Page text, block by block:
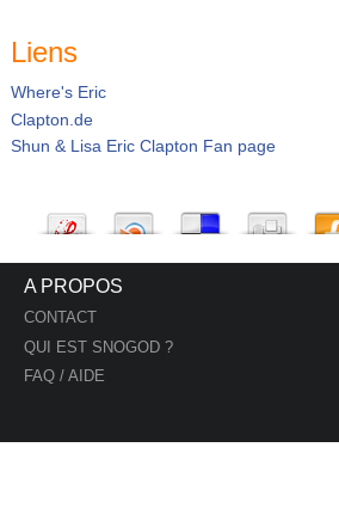
Liens
Where's Eric
Clapton.de
Shun & Lisa Eric Clapton Fan page
A PROPOS
CONTACT
QUI EST SNOGOD ?
FAQ / AIDE